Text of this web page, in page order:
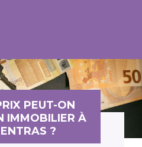
PEUT-ON
IMMOBILIER À
?